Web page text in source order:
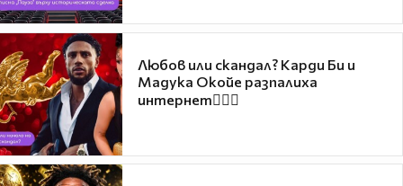
Любов или скандал? Карди Би и
Мадука Окойе разпалиха
интернет❤️‍🔥🔥